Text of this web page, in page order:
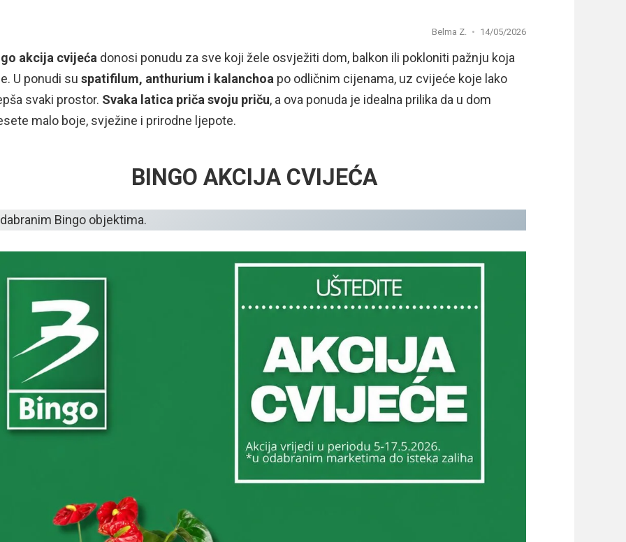
Belma Z. 14/05/2026
akcija cvijeća donosi ponudu za sve koji žele osvježiti dom, balkon ili pokloniti pažnju koja
U ponudi suspatifilum, anthurium i kalanchoa po odličnim cijenama, uz cvijeće koje lako
svaki prostor. Svaka latica priča svoju priču, a ova ponuda je idealna prilika da u dom
malo boje, svježine i prirodne ljepote.
BINGO AKCIJA CVIJEĆA
Bingo objektima.